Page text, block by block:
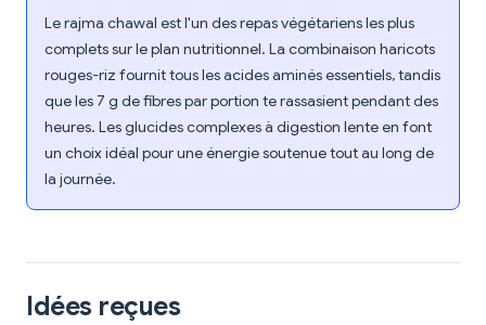
Le rajma chawal est l'un des repas végétariens les plus
complets sur le plan nutritionnel. La combinaison haricots
rouges-riz fournit tous les acides aminés essentiels, tandis
que les 7 g de fibres par portion te rassasient pendant des
heures. Les glucides complexes à digestion lente en font
un choix idéal pour une énergie soutenue tout au long de
la journée.
Idées reçues